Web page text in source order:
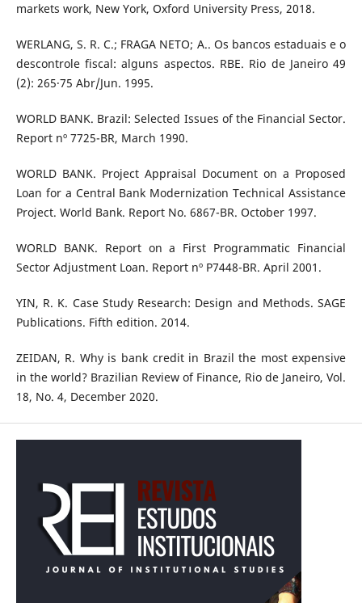
markets work, New York, Oxford University Press, 2018.
WERLANG, S. R. C.; FRAGA NETO; A.. Os bancos estaduais e o
descontrole fiscal: alguns aspectos. RBE. Rio de Janeiro 49
(2): 265·75 Abr/Jun. 1995.
WORLD BANK. Brazil: Selected Issues of the Financial Sector.
Report nº 7725-BR, March 1990.
WORLD BANK. Project Appraisal Document on a Proposed
Loan for a Central Bank Modernization Technical Assistance
Project. World Bank. Report No. 6867-BR. October 1997.
WORLD BANK. Report on a First Programmatic Financial
Sector Adjustment Loan. Report nº P7448-BR. April 2001.
YIN, R. K. Case Study Research: Design and Methods. SAGE
Publications. Fifth edition. 2014.
ZEIDAN, R. Why is bank credit in Brazil the most expensive
in the world? Brazilian Review of Finance, Rio de Janeiro, Vol.
18, No. 4, December 2020.